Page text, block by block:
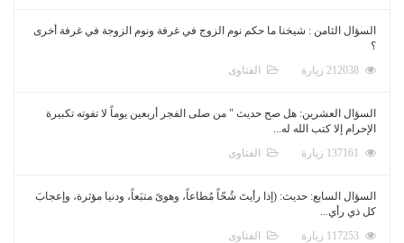
السؤال الثامن : شيخنا ما حكم نوم الزوج في غرفة ونوم الزوجة في غرفة أخرى
؟
الفتاوى
السؤال العشرين: هل صح حديث " من صلى الفجر أربعين يوماً لا تفوته تكبيرة
الإحرام إلا كتب الله له...
الفتاوى
السؤال السابع: حديث: (إذا رأيتَ شُحّاً مُطاعاً، وهوىً متبَعاً، ودنيا مؤثرة، وإعجابَ
كل ذي رأي...
الفتاوى